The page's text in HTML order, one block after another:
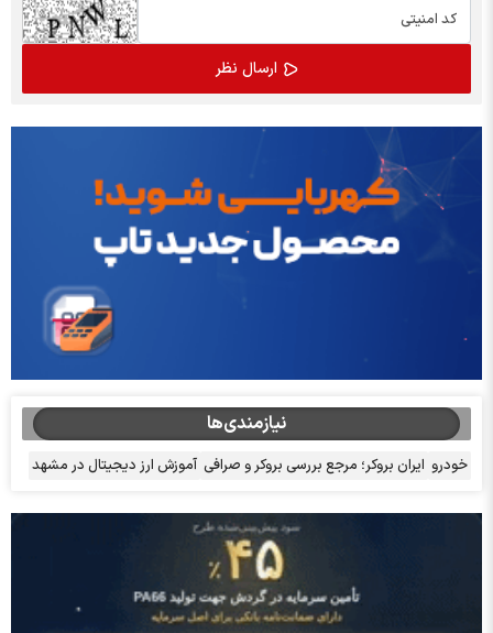
نیازمندی‌ها
خودرو ایران بروکر؛ مرجع بررسی بروکر و صرافی آموزش ارز دیجیتال در مشهد